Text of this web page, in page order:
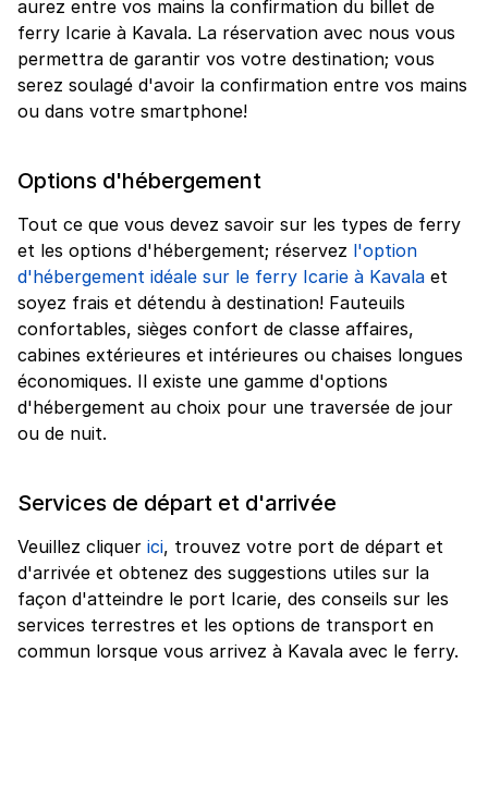
aurez entre vos mains la confirmation du billet de
ferry Icarie à Kavala. La réservation avec nous vous
permettra de garantir vos votre destination; vous
serez soulagé d'avoir la confirmation entre vos mains
ou dans votre smartphone!
Options d'hébergement
Tout ce que vous devez savoir sur les types de ferry
et les options d'hébergement; réservez l'option
d'hébergement idéale sur le ferry Icarie à Kavala et
soyez frais et détendu à destination! Fauteuils
confortables, sièges confort de classe affaires,
cabines extérieures et intérieures ou chaises longues
économiques. Il existe une gamme d'options
d'hébergement au choix pour une traversée de jour
ou de nuit.
Services de départ et d'arrivée
Veuillez cliquer ici, trouvez votre port de départ et
d'arrivée et obtenez des suggestions utiles sur la
façon d'atteindre le port Icarie, des conseils sur les
services terrestres et les options de transport en
commun lorsque vous arrivez à Kavala avec le ferry.